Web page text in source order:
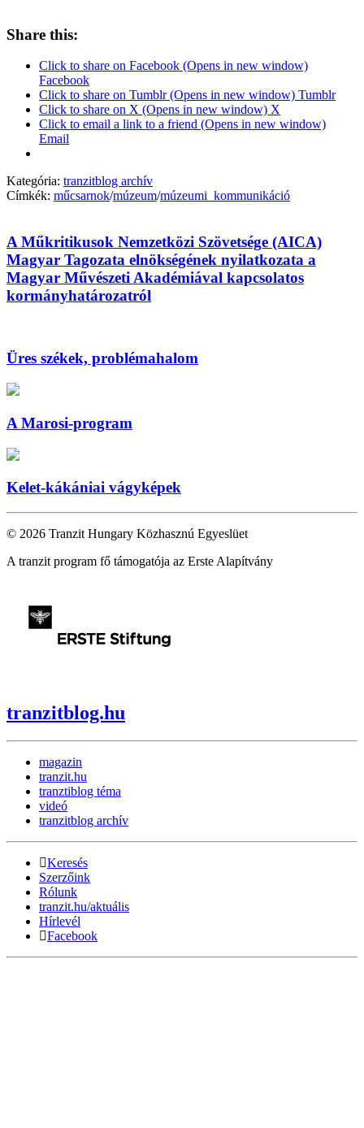
Share this:
Click to share on Facebook (Opens in new window)
Facebook
Click to share on Tumblr (Opens in new window) Tumblr
Click to share on X (Opens in new window) X
Click to email a link to a friend (Opens in new window)
Email
Kategória: tranzitblog archív
Címkék: műcsarnok/múzeum/múzeumi_kommunikáció
A Műkritikusok Nemzetközi Szövetsége (AICA)
Magyar Tagozata elnökségének nyilatkozata a
Magyar Művészeti Akadémiával kapcsolatos
kormányhatározatról
Üres székek, problémahalom
A Marosi-program
Kelet-kákániai vágyképek
© 2026 Tranzit Hungary Közhasznú Egyeslüet
A tranzit program fő támogatója az Erste Alapítvány
tranzitblog.hu
magazin
tranzit.hu
tranztiblog téma
videó
tranzitblog archív
Keresés
Szerzőink
Rólunk
tranzit.hu/aktuális
Hírlevél
Facebook